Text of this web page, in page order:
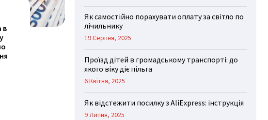
в
Як самостійно порахувати оплату за світло по
лічильнику
19 Серпня, 2025
Проїзд дітей в громадському транспорті: до
якого віку діє пільга
6 Квітня, 2025
Як відстежити посилку з AliExpress: інструкція
9 Липня, 2025